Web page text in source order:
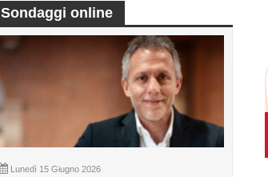
Sondaggi online
Lunedì 15 Giugno 2026